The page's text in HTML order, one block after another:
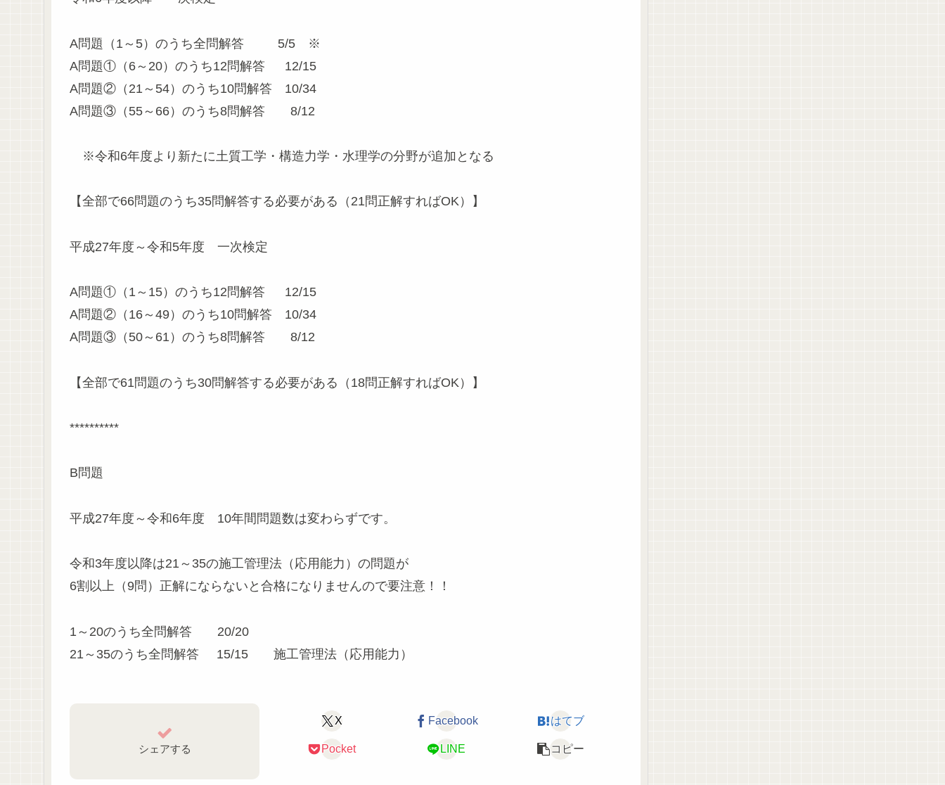
A問題（1～5）のうち全問解答 5/5 ※
A問題①（6～20）のうち12問解答 12/15
A問題②（21～54）のうち10問解答 10/34
A問題③（55～66）のうち8問解答 8/12
※令和6年度より新たに土質工学・構造力学・水理学の分野が追加となる
【全部で66問題のうち35問解答する必要がある（21問正解すればOK）】
平成27年度～令和5年度 一次検定
A問題①（1～15）のうち12問解答 12/15
A問題②（16～49）のうち10問解答 10/34
A問題③（50～61）のうち8問解答 8/12
【全部で61問題のうち30問解答する必要がある（18問正解すればOK）】
**********
B問題
平成27年度～令和6年度 10年間問題数は変わらずです。
令和3年度以降は21～35の施工管理法（応用能力）の問題が
6割以上（9問）正解にならないと合格になりませんので要注意！！
1～20のうち全問解答 20/20
21～35のうち全問解答 15/15 施工管理法（応用能力）
シェアする
X Facebook はてブ
Pocket LINE コピー